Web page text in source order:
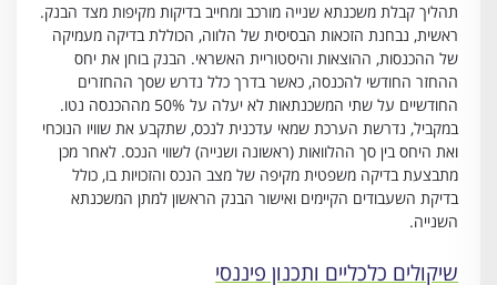
תהליך קבלת משכנתא שנייה מורכב ומחייב בדיקות מקיפות מצד הבנק.
ראשית, נבחנת הזכאות הבסיסית של הלווה, הכוללת בדיקה מעמיקה
של ההכנסות, ההוצאות והיסטוריית האשראי. הבנק בוחן את יחס
ההחזר החודשי להכנסה, כאשר בדרך כלל נדרש שסך ההחזרים
החודשיים על שתי המשכנתאות לא יעלה על 50% מההכנסה נטו.
במקביל, נדרשת הערכת שמאי עדכנית לנכס, שתקבע את שוויו הנוכחי
ואת היחס בין סך ההלוואות (ראשונה ושנייה) לשווי הנכס. לאחר מכן
מתבצעת בדיקה משפטית מקיפה של מצב הנכס והזכויות בו, כולל
בדיקת השעבודים הקיימים ואישור הבנק הראשון למתן המשכנתא
השנייה.
שיקולים כלכליים ותכנון פיננסי